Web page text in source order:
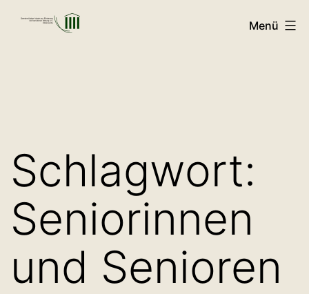
Menü
Schlagwort:
Seniorinnen
und Senioren